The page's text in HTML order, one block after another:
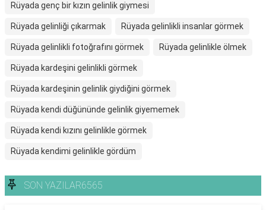
Rüyada genç bir kızın gelinlik giymesi
Rüyada gelinliği çıkarmak Rüyada gelinlikli insanlar görmek
Rüyada gelinlikli fotoğrafını görmek Rüyada gelinlikle ölmek
Rüyada kardeşini gelinlikli görmek
Rüyada kardeşinin gelinlik giydiğini görmek
Rüyada kendi düğününde gelinlik giyememek
Rüyada kendi kızını gelinlikle görmek
Rüyada kendimi gelinlikle gördüm
SON YAZILAR6565